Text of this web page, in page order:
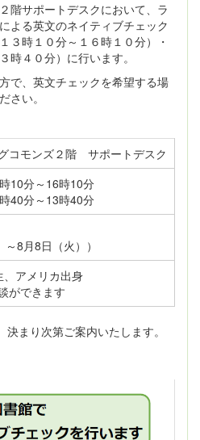
階サポートデスクにおいて、ラ
よる英文のネイティブチェック
３時１０分～１６時１０分）・
時４０分）に行います。
で、英文チェックを希望する場
さい。
コモンズ２階 サポートデスク
10分～16時10分
40分～13時40分
～8月8日（火））
アメリカ出身
ができます
まり次第ご案内いたします。